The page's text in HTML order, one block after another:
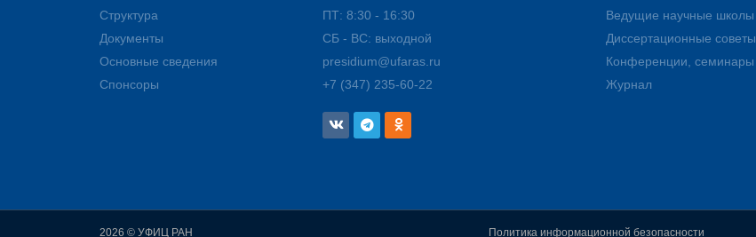
Структура
Документы
Основные сведения
Спонсоры
ПТ: 8:30 - 16:30
СБ - ВС: выходной
presidium@ufaras.ru
+7 (347) 235-60-22
Ведущие научные школы
Диссертационные советы
Конференции, семинары
Журнал
2026 © УФИЦ РАН Политика информационной безопасности